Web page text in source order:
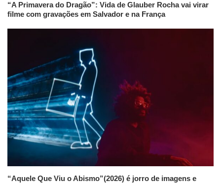
“A Primavera do Dragão”: Vida de Glauber Rocha vai virar
filme com gravações em Salvador e na França
“Aquele Que Viu o Abismo”(2026) é jorro de imagens e